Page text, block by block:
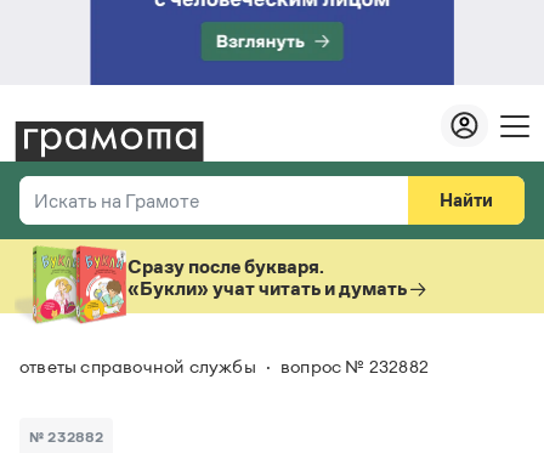
Искать на Грамоте
Справочная служба
Задать вопрос справочной службе
Все вопросы
Найти
Везде
Словари
? — для любого символа, включая пробелы и дефисы (
— для любого количества символов, кроме пробела
ответы справочной службы вопрос № 232882
№ 232882